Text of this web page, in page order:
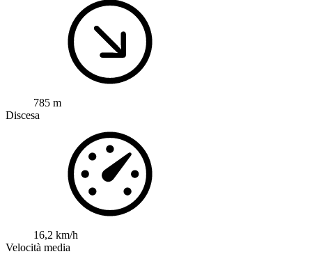
785 m
Discesa
16,2 km/h
Velocità media